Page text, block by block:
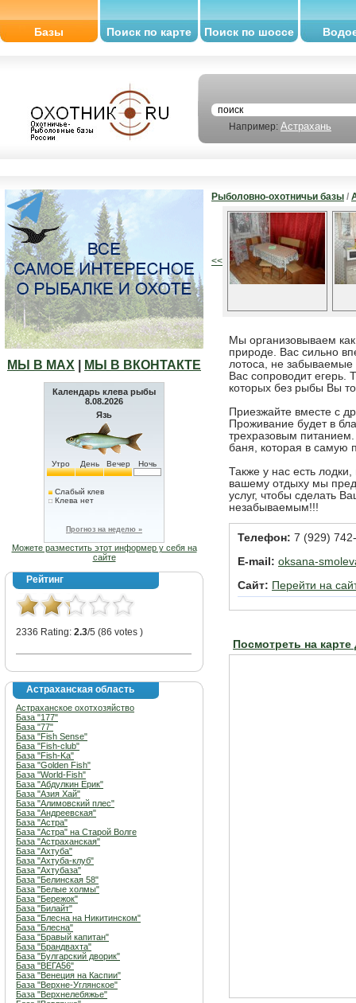
Базы Поиск по карте Поиск по шоссе
Например: Астрахань
МЫ В МАХ МЫ В ВКОНТАКТЕ
Календарь клева рыбы
8.08.2026
Язь
Утро День Вечер Ночь
Слабый клев
Клева нет
Прогноз на неделю »
Можете разместить этот информер у себя на
сайте
Рейтинг
2336 Rating: 2.3/5 (86 votes )
Астраханская область
Астраханское охотхозяйство
База "177"
База "77"
База "Fish Sense"
База "Fish-club"
База "Fish-Ka"
База "Golden Fish"
База "World-Fish"
База "Абдулкин Ерик"
База "Азия Хай"
База "Алимовский плес"
База "Андреевская"
База "Астра"
База "Астра" на Старой Волге
База "Астраханская"
База "Ахтуба"
База "Ахтуба-клуб"
База "Ахтубаза"
База "Белинская 58"
База "Белые холмы"
База "Бережок"
База "Билайт"
База "Блесна на Никитинском"
База "Блесна"
База "Бравый капитан"
База "Брандвахта"
База "Булгарский дворик"
База "ВЕГА56"
База "Венеция на Каспии"
База "Верхне-Углянское"
База "Верхнелебяжье"
Рыболовно-охотничьи базы /
<<
Мы организовываем
природе. Вас сильно
лотоса, не забываемые
Вас сопроводит егерь.
которых без рыбы Вы
Приезжайте вместе с
Проживание будет в
трехразовым
баня, которая в самую
Также у нас есть
вашему отдыху мы
услуг, чтобы сделать
незабываемым!!!
Телефон: 7 (929)
E-mail: oksana-
Сайт: Перейти на
Посмотреть на